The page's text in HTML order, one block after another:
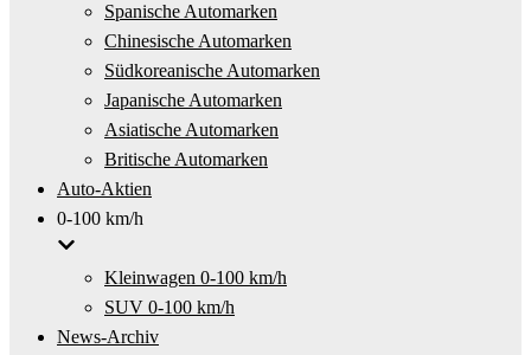
Spanische Automarken
Chinesische Automarken
Südkoreanische Automarken
Japanische Automarken
Asiatische Automarken
Britische Automarken
Auto-Aktien
0-100 km/h
Kleinwagen 0-100 km/h
SUV 0-100 km/h
News-Archiv